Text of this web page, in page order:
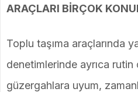
ARAÇLARI BİRÇOK
Toplu taşıma araçlarında
denetimlerinde ayrıca
güzergahlara uyum,